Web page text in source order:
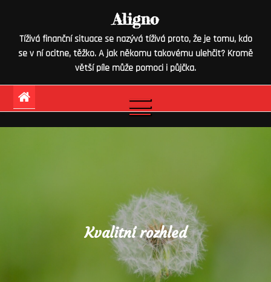
content
Aligno
Tíživá finanční situace se nazývá tíživá proto, že je tomu, kdo
se v ní ocitne, těžko. A jak někomu takovému ulehčit? Kromě
větší píle může pomoci i půjčka.
Kvalitní rozhled